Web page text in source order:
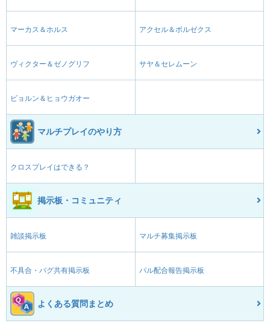
マーカス＆ホルス アクセル＆ボルゼクス
ヴィクター＆ゼノグリフ サヤ＆セレムーン
ビョルン＆ヒョウガオー
マルチプレイのやり方
クロスプレイはできる？
掲示板・コミュニティ
雑談掲示板 マルチ募集掲示板
不具合・バグ共有掲示板 パル配合報告掲示板
よくある質問まとめ